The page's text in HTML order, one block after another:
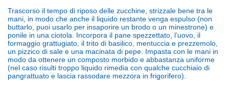
Trascorso il tempo di riposo delle zucchine, strizzale bene tra le
mani, in modo che anche il liquido restante venga espulso (non
buttarlo, puoi usarlo per insaporire un brodo o un minestrone) e
ponile in una ciotola. Incorpora il pane spezzettato, l’uovo, il
formaggio grattugiato, il trito di basilico, mentuccia e prezzemolo,
un pizzico di sale e una macinata di pepe. Impasta con le mani in
modo da ottenere un composto morbido e abbastanza uniforme
(nel caso risulti troppo liquido rimedia con qualche cucchiaio di
pangrattuato e lascia rassodare mezzora in frigorifero).